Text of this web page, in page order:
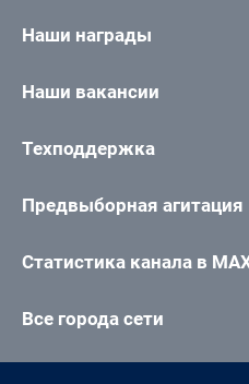
Наши награды
Наши вакансии
Техподдержка
Предвыборная агитация
Статистика канала в
Все города сети